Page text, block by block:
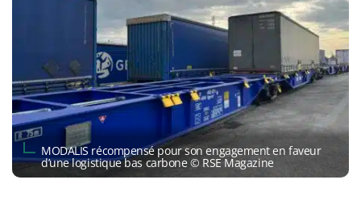
MODALIS récompensé pour son engagement en faveur
d’une logistique bas carbone © RSE Magazine